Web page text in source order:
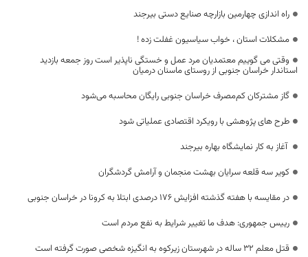
راه اندازی چهارمین بازارچه صنایع دستی بیرجند
مشکلات استان ، خواب سیاسیون غفلت زده !
وقتی می گوییم معتمدیان مرد عمل و خستگی ناپذیر است روز جمعه بازدید
استاندار خراسان جنوبی از روستای ماسنان درمیان
گاز مشترکان کم‌مصرف خراسان جنوبی رایگان محاسبه می‌شود
طرح های پژوهشی با رویکرد اقتصادی عملیاتی شود
آغاز به کار نمایشگاه بهاره بیرجند
کویر سه قلعه سرایان بهشت منجمان و آرامش گردشگران
در مقایسه با هفته گذشته افزایش ۱۷۶ درصدی ابتلا به کرونا در خراسان جنوبی
رییس جمهوری: هدف ما تغییر شرایط به نفع مردم است
قتل معلم ۳۲ ساله در شهرستان زیرکوه به انگیزه شخصی صورت گرفته است